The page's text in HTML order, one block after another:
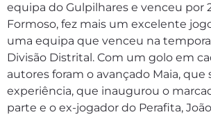
equipa do Gulpilhares e venceu por
Formoso, fez mais um excelente
uma equipa que venceu na
Divisão Distrital. Com um golo em
autores foram o avançado Maia, que
experiência, que inaugurou o
parte e o ex-jogador do Perafita,